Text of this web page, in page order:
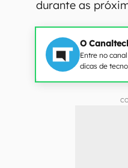
durante as
O
Entre no
dicas de